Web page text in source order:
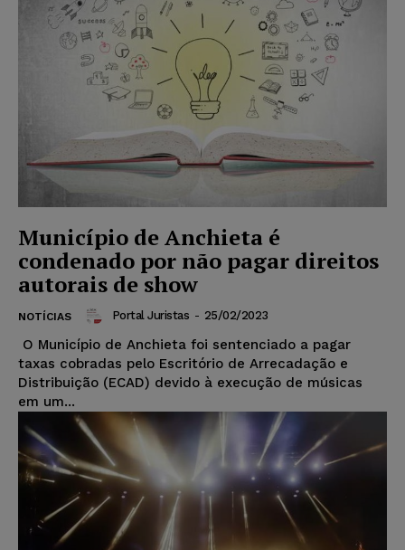
Município de Anchieta é
condenado por não pagar direitos
autorais de show
NOTÍCIAS Portal Juristas - 25/02/2023
O Município de Anchieta foi sentenciado a pagar
taxas cobradas pelo Escritório de Arrecadação e
Distribuição (ECAD) devido à execução de músicas
em um...